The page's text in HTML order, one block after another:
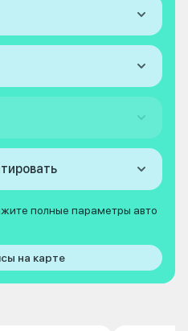
полные параметры авто
на карте